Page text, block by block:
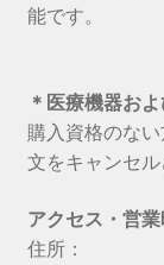
能です。
＊医療機器お
購入資格のな
文をキャンセル
アクセス・営
住所：